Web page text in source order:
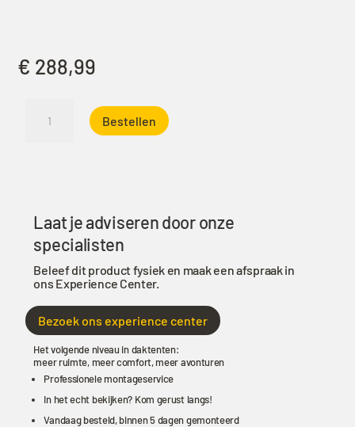
€ 288,99
Binnentent
3.0
aantal
Bestellen
Laat je adviseren door onze
specialisten
Beleef dit product fysiek en maak een afspraak in
ons Experience Center.
Bezoek ons experience center
Het volgende niveau in daktenten:
meer ruimte, meer comfort, meer avonturen
Professionele montageservice
In het echt bekijken? Kom gerust langs!
Vandaag besteld, binnen 5 dagen gemonteerd